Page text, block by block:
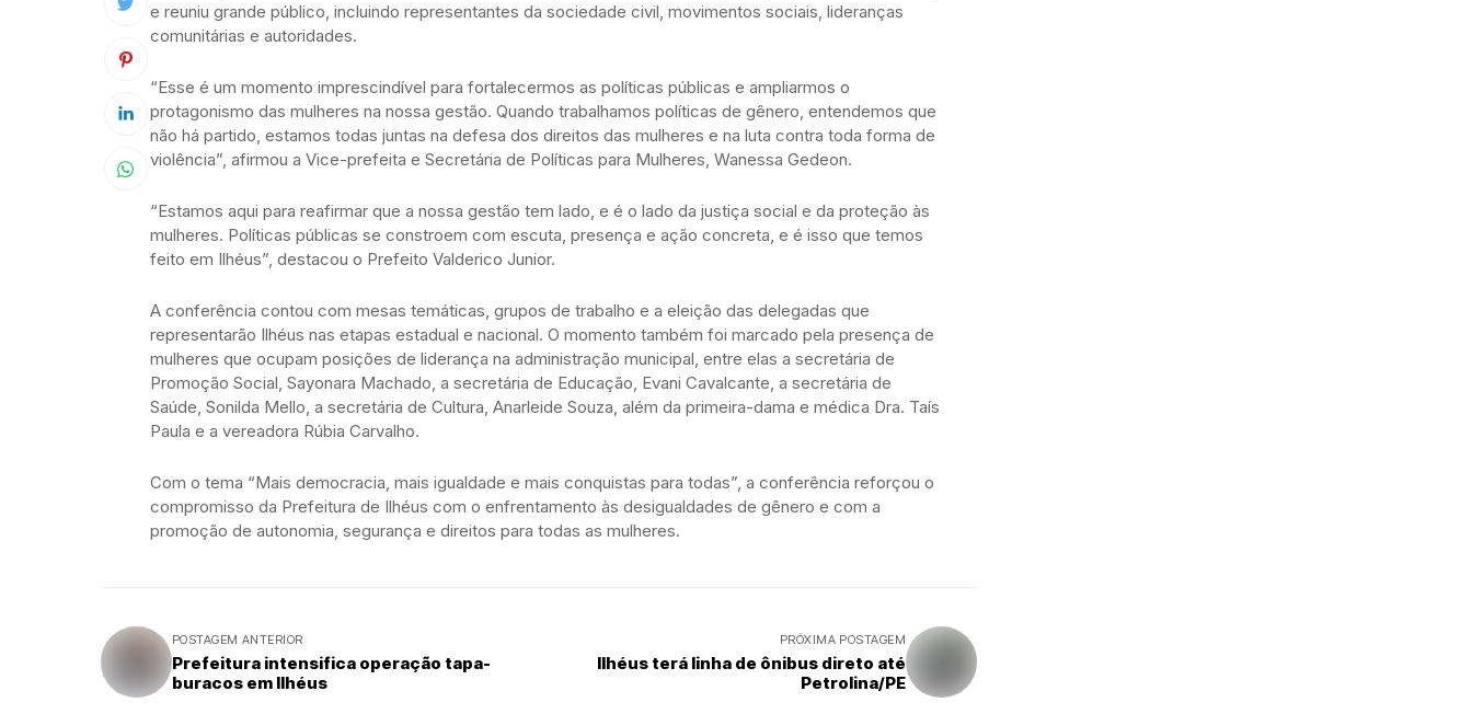
e reuniu grande público, incluindo representantes da sociedade civil, movimentos sociais, lideranças
comunitárias e autoridades.
“Esse é um momento imprescindível para fortalecermos as políticas públicas e ampliarmos o
protagonismo das mulheres na nossa gestão. Quando trabalhamos políticas de gênero, entendemos que
não há partido, estamos todas juntas na defesa dos direitos das mulheres e na luta contra toda forma de
violência”, afirmou a Vice-prefeita e Secretária de Políticas para Mulheres, Wanessa Gedeon.
“Estamos aqui para reafirmar que a nossa gestão tem lado, e é o lado da justiça social e da proteção às
mulheres. Políticas públicas se constroem com escuta, presença e ação concreta, e é isso que temos
feito em Ilhéus”, destacou o Prefeito Valderico Junior.
A conferência contou com mesas temáticas, grupos de trabalho e a eleição das delegadas que
representarão Ilhéus nas etapas estadual e nacional. O momento também foi marcado pela presença de
mulheres que ocupam posições de liderança na administração municipal, entre elas a secretária de
Promoção Social, Sayonara Machado, a secretária de Educação, Evani Cavalcante, a secretária de
Saúde, Sonilda Mello, a secretária de Cultura, Anarleide Souza, além da primeira-dama e médica Dra. Taís
Paula e a vereadora Rúbia Carvalho.
Com o tema “Mais democracia, mais igualdade e mais conquistas para todas”, a conferência reforçou o
compromisso da Prefeitura de Ilhéus com o enfrentamento às desigualdades de gênero e com a
promoção de autonomia, segurança e direitos para todas as mulheres.
POSTAGEM ANTERIOR
Prefeitura intensifica operação tapa-
buracos em Ilhéus
PRÓXIMA POSTAGEM
Ilhéus terá linha de ônibus direto até
Petrolina/PE